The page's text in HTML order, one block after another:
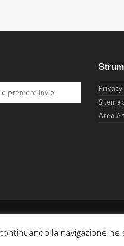
Privacy
Area
la navigazione ne